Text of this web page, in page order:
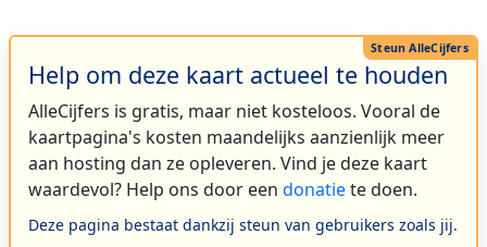
Help om deze kaart actueel te houden
AlleCijfers is gratis, maar niet kosteloos. Vooral de
kaartpagina's kosten maandelijks aanzienlijk meer
aan hosting dan ze opleveren. Vind je deze kaart
waardevol? Help ons door een donatiete doen.
Deze pagina bestaat dankzij steun van gebruikers zoals jij.